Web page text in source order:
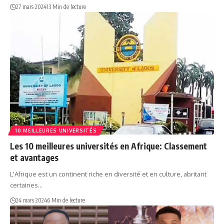
27 mars 202413 Min de lecture
10 MEILLEURES UNIVERSITÉS
Les 10 meilleures universités en Afrique: Classement
et avantages
L'Afrique est un continent riche en diversité et en culture, abritant
certaines…
24 mars 20246 Min de lecture